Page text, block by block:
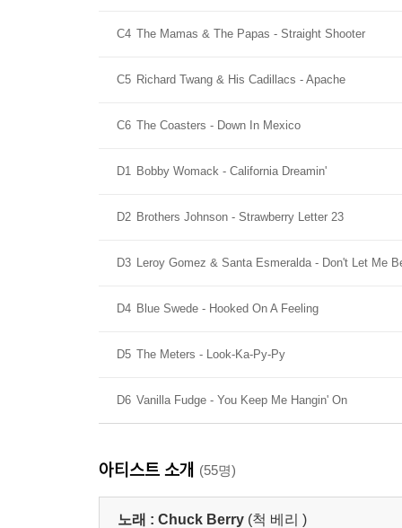
C4 The Mamas & The Papas - Straight Shooter
C5 Richard Twang & His Cadillacs - Apache
C6 The Coasters - Down In Mexico
D1 Bobby Womack - California Dreamin'
D2 Brothers Johnson - Strawberry Letter 23
D3 Leroy Gomez & Santa Esmeralda - Don't Let Me
D4 Blue Swede - Hooked On A Feeling
D5 The Meters - Look-Ka-Py-Py
D6 Vanilla Fudge - You Keep Me Hangin' On
아티스트 소개 (55명)
노래 : Chuck Berry (척 베리 )